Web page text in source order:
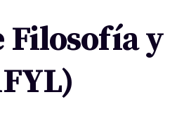
Filosofía y